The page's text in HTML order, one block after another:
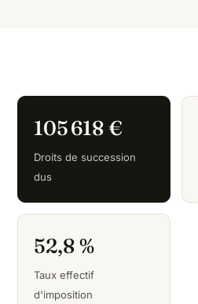
105 618 €
Droits de succession
dus
52,8 %
Taux effectif
d'imposition